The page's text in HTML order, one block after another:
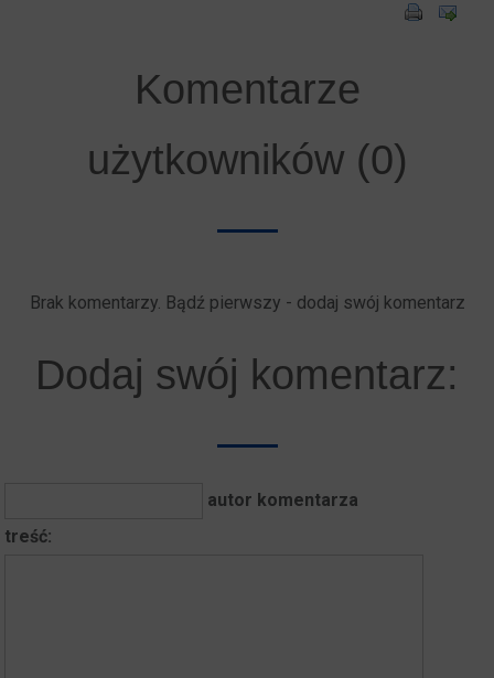
Komentarze
użytkowników (0)
Brak komentarzy. Bądź pierwszy - dodaj swój komentarz
Dodaj swój komentarz:
autor komentarza
treść: